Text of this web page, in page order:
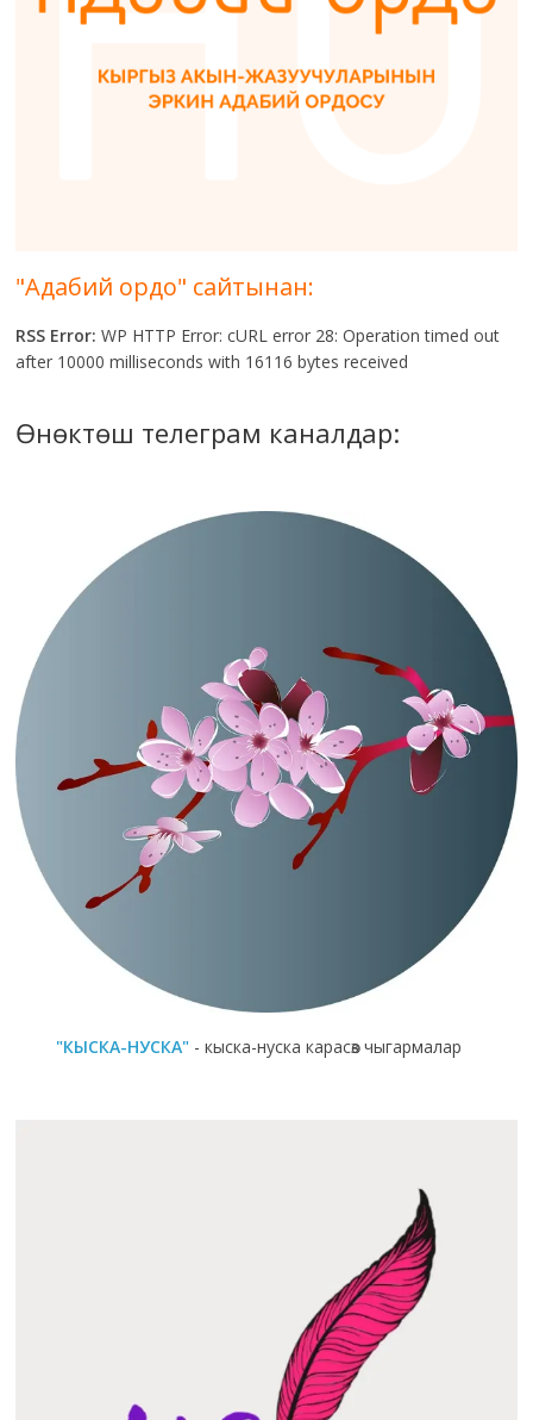
"Адабий ордо" сайтынан:
RSS Error: WP HTTP Error: cURL error 28: Operation timed out
after 10000 milliseconds with 16116 bytes received
Өнөктөш телеграм каналдар:
"КЫСКА-НУСКА" - кыска-нуска карасөз чыгармалар